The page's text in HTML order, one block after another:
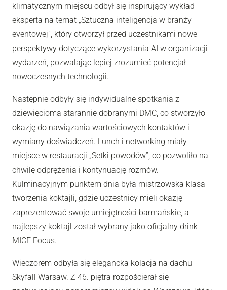
klimatycznym miejscu odbył się inspirujący wykład
eksperta na temat „Sztuczna inteligencja w branży
eventowej”, który otworzył przed uczestnikami nowe
perspektywy dotyczące wykorzystania AI w organizacji
wydarzeń, pozwalając lepiej zrozumieć potencjał
nowoczesnych technologii.
Następnie odbyły się indywidualne spotkania z
dziewięcioma starannie dobranymi DMC, co stworzyło
okazję do nawiązania wartościowych kontaktów i
wymiany doświadczeń. Lunch i networking miały
miejsce w restauracji „Setki powodów”, co pozwoliło na
chwilę odprężenia i kontynuację rozmów.
Kulminacyjnym punktem dnia była mistrzowska klasa
tworzenia koktajli, gdzie uczestnicy mieli okazję
zaprezentować swoje umiejętności barmańskie, a
najlepszy koktajl został wybrany jako oficjalny drink
MICE Focus.
Wieczorem odbyła się elegancka kolacja na dachu
Skyfall Warsaw. Z 46. piętra rozpościerał się